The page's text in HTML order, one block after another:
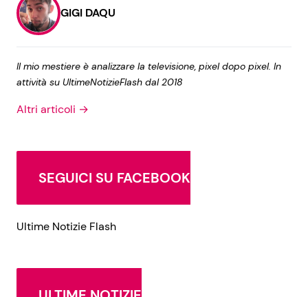
GIGI DAQU
Il mio mestiere è analizzare la televisione, pixel dopo pixel. In
attività su UltimeNotizieFlash dal 2018
Altri articoli →
SEGUICI SU FACEBOOK
Ultime Notizie Flash